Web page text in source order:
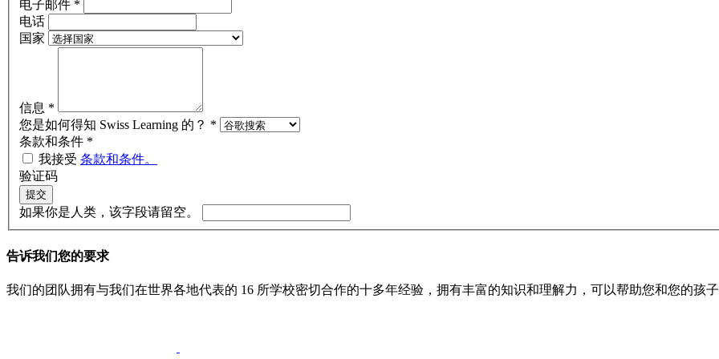
电子邮件 *
电话
国家
信息 *
您是如何得知 Swiss Learning 的？ *
条款和条件 *
我接受 条款和条件。
验证码
提交
如果你是人类，该字段请留空。
告诉我们您的要求
我们的团队拥有与我们在世界各地代表的 16 所学校密切合作的十多年经验，拥有丰富的知识和理解力，可以帮助您和您的孩子